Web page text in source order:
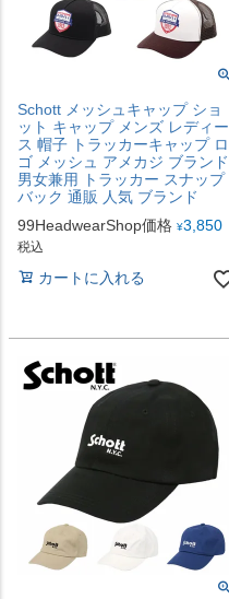
Schott メッシュキャップ ショ
ット キャップ メンズ レディー
ス 帽子 トラッカーキャップ ロ
ゴ メッシュ アメカジ ブランド
男女兼用 トラッカー スナップ
バック 通販 人気 ブランド
99HeadwearShop価格 ¥3,850
税込
カートに入れる